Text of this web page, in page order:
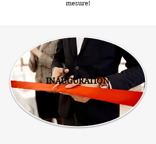
mesure!
INAUGURATION